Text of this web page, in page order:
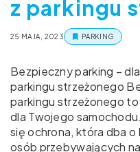
z parkingu
25 MAJA, 2023 PARKING
Bezpieczny parking –
parkingu strzeżonego
parkingu strzeżonego
dla Twojego
się ochrona, która dba
osób przebywających